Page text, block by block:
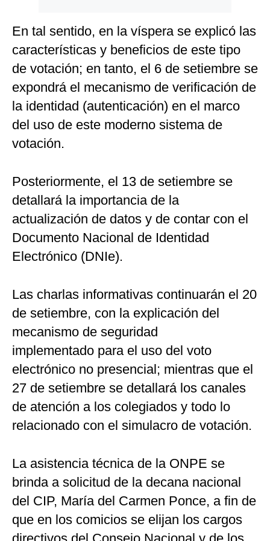
En tal sentido, en la víspera se explicó las
características y beneficios de este tipo
de votación; en tanto, el 6 de setiembre se
expondrá el mecanismo de verificación de
la identidad (autenticación) en el marco
del uso de este moderno sistema de
votación.
Posteriormente, el 13 de setiembre se
detallará la importancia de la
actualización de datos y de contar con el
Documento Nacional de Identidad
Electrónico (DNIe).
Las charlas informativas continuarán el 20
de setiembre, con la explicación del
mecanismo de seguridad
implementado para el uso del voto
electrónico no presencial; mientras que el
27 de setiembre se detallará los canales
de atención a los colegiados y todo lo
relacionado con el simulacro de votación.
La asistencia técnica de la ONPE se
brinda a solicitud de la decana nacional
del CIP, María del Carmen Ponce, a fin de
que en los comicios se elijan los cargos